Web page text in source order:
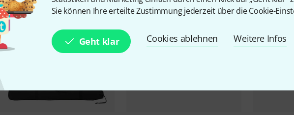
Sie können Ihre erteilte Zustimmung jederzeit über die Cookie-
Geht klar Cookies ablehnen Weitere Infos